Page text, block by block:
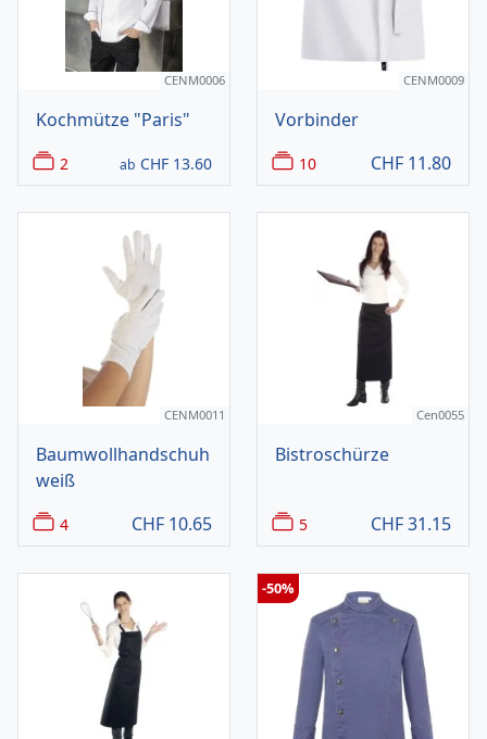
CENM0006
Kochmütze "Paris"
2 ab CHF 13.60
CENM0009
Vorbinder
10 CHF 11.80
CENM0011
Baumwollhandschuh
weiß
4 CHF 10.65
Cen0055
Bistroschürze
5 CHF31.15
-50%